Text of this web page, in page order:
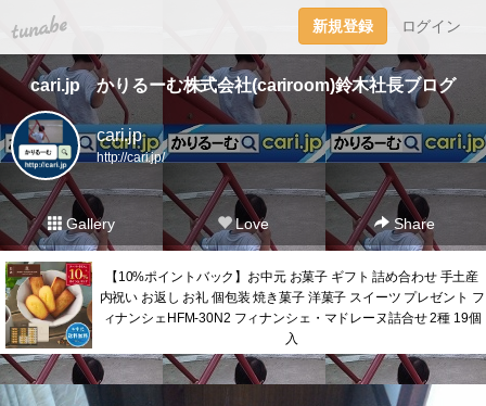
tuna.be 新規登録 ログイン
cari.jp かりるーむ株式会社(cariroom)鈴木社長ブログ
cari.jp
http://cari.jp/
Gallery Love Share
【10%ポイントバック】お中元 お菓子 ギフト 詰め合わせ 手土産
内祝い お返し お礼 個包装 焼き菓子 洋菓子 スイーツ プレゼント フ
ィナンシェHFM-30N2 フィナンシェ・マドレーヌ詰合せ 2種 19個
入